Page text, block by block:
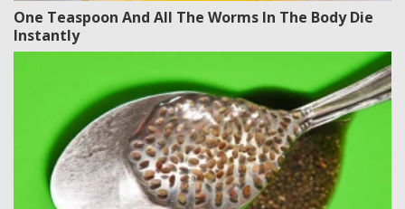
One Teaspoon And All The Worms In The Body Die
Instantly